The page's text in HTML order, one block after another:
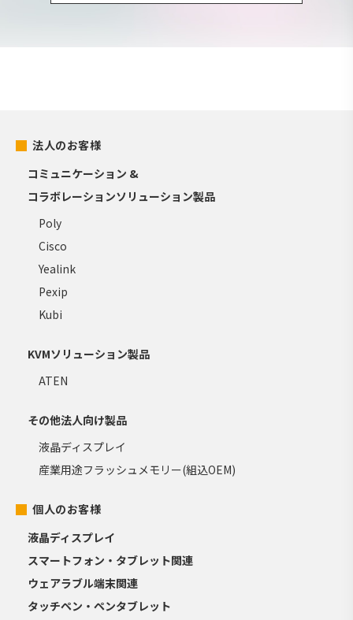
法人のお客様
コミュニケーション &
コラボレーションソリューション製品
Poly
Cisco
Yealink
Pexip
Kubi
KVMソリューション製品
ATEN
その他法人向け製品
液晶ディスプレイ
産業用途フラッシュメモリー(組込OEM)
個人のお客様
液晶ディスプレイ
スマートフォン・タブレット関連
ウェアラブル端末関連
タッチペン・ペンタブレット